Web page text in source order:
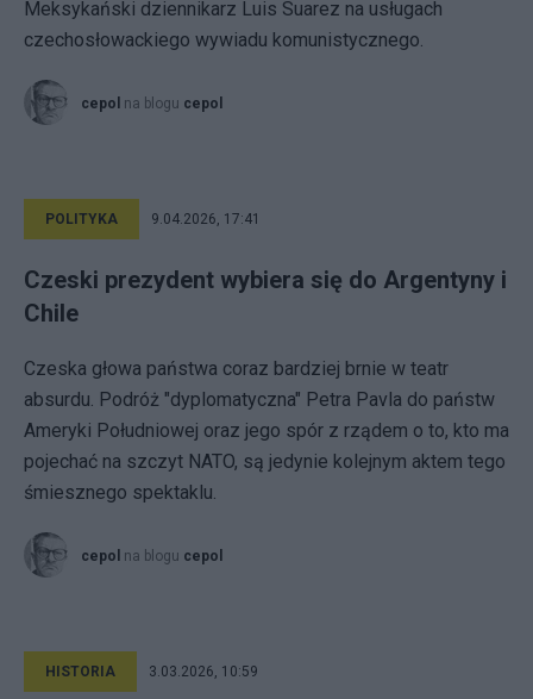
Meksykański dziennikarz Luis Suarez na usługach
czechosłowackiego wywiadu komunistycznego.
cepol na blogu cepol
POLITYKA 9.04.2026, 17:41
Czeski prezydent wybiera się do Argentyny i
Chile
Czeska głowa państwa coraz bardziej brnie w teatr
absurdu. Podróż "dyplomatyczna" Petra Pavla do państw
Ameryki Południowej oraz jego spór z rządem o to, kto ma
pojechać na szczyt NATO, są jedynie kolejnym aktem tego
śmiesznego spektaklu.
cepol na blogu cepol
HISTORIA 3.03.2026, 10:59